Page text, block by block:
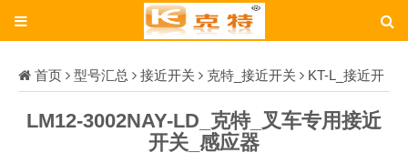
首页 型号汇总 接近开关 克特_接近开关 KT-L_接近开
LM12-3002NAY-LD_克特_叉车专用接近开关_感应器
LM12-3002NAY-LD_克特_叉车专用接近
开关_感应器